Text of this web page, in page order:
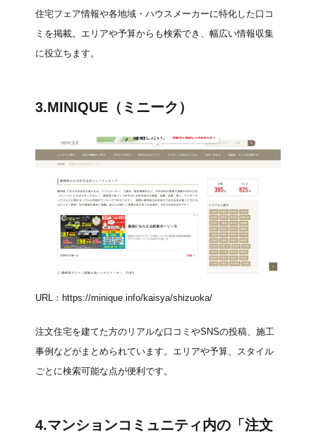
住宅フェア情報や各地域・ハウスメーカーに特化した口コ
ミを掲載。エリアや予算からも検索でき、幅広い情報収集
に役立ちます。
3.MINIQUE（ミニーク）
URL： https://minique.info/kaisya/shizuoka/
注文住宅を建てた方のリアルな口コミやSNSの投稿、施工
事例などがまとめられています。エリアや予算、スタイル
ごとに検索可能な点が便利です。
4.マンションコミュニティ内の「注文